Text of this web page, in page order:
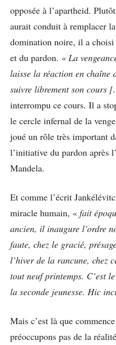
opposée à l’apartheid.
aurait conduit à remplacer
domination noire, il a
et du pardon. « La
laisse la réaction en chaîne
suivre librement son cours
interrompu ce cours. Il a
le cercle infernal de la
joué un rôle très important
l’initiative du pardon après
Mandela.
Et comme l’écrit
miracle humain, « fait
ancien, il inaugure l’ordre
faute, chez le gracié,
l’hiver de la rancune, chez
tout neuf printemps. C’est
la seconde jeunesse. Hic
Mais c’est là que
préoccupons pas de la